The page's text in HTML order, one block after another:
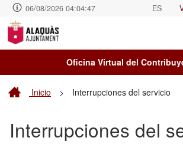
06/08/2026 04:04:47 ES
Oficina Virtual del
Inicio > Interrupciones del servicio
Interrupciones del